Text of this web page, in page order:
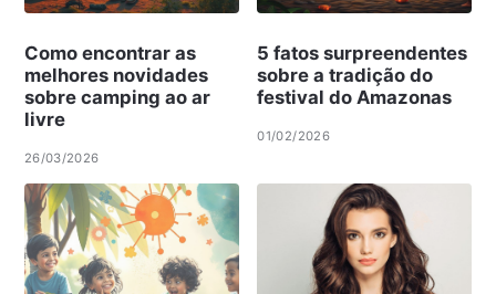
Como encontrar as
melhores novidades
sobre camping ao ar
livre
26/03/2026
5 fatos surpreendentes
sobre a tradição do
festival do Amazonas
01/02/2026